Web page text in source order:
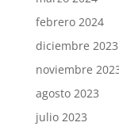
febrero 2024
diciembre 2023
noviembre
agosto 2023
julio 2023